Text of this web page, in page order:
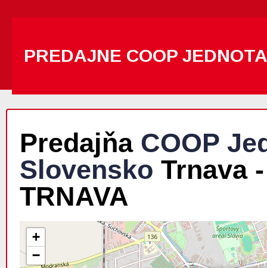
PREDAJNE COOP
Predajňa COOP
Slovensko Trnava
TRNAVA
+
−